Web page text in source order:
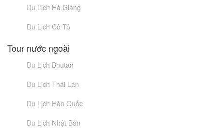
Du Lịch Hà Giang
Du Lịch Cô Tô
Tour nước ngoài
Du Lịch Bhutan
Du Lịch Thái Lan
Du Lịch Hàn Quốc
Du Lịch Nhật Bản